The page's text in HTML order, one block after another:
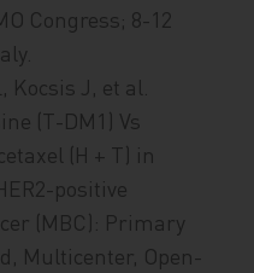
Congress; 8-12
Kocsis J, et al.
(T-DM1) Vs
(H + T) in
positive
(MBC): Primary
Multicenter, Open-